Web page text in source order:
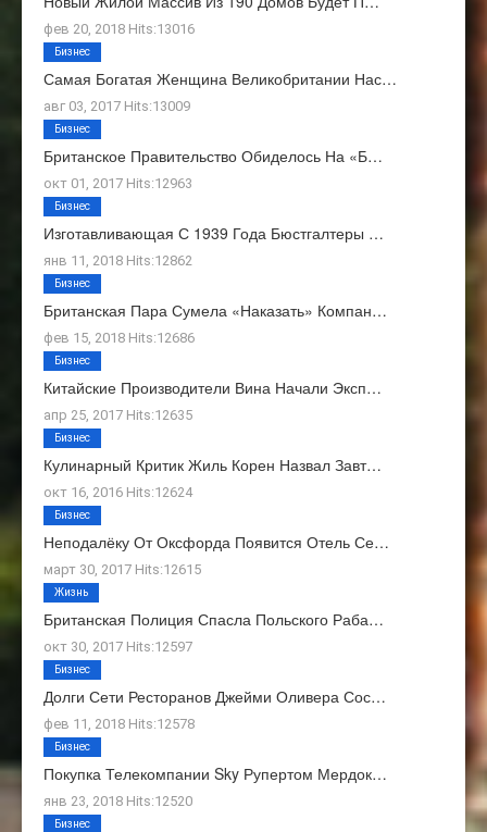
фев 20, 2018 Hits:13016
Самая Богатая Женщина Великобритании Нас…
авг 03, 2017 Hits:13009
Бизнес
Британское Правительство Обиделось На «Б…
окт 01, 2017 Hits:12963
Бизнес
Изготавливающая С 1939 Года Бюстгалтеры …
янв 11, 2018 Hits:12862
Бизнес
Британская Пара Сумела «наказать» Компан…
фев 15, 2018 Hits:12686
Бизнес
Китайские Производители Вина Начали Эксп…
апр 25, 2017 Hits:12635
Бизнес
Кулинарный Критик Жиль Корен Назвал Завт…
окт 16, 2016 Hits:12624
Бизнес
Неподалёку От Оксфорда Появится Отель Се…
март 30, 2017 Hits:12615
Бизнес
Британская Полиция Спасла Польского Раба…
окт 30, 2017 Hits:12597
Жизнь
Долги Сети Ресторанов Джейми Оливера Сос…
фев 11, 2018 Hits:12578
Бизнес
Покупка Телекомпании Sky Рупертом Мердок…
янв 23, 2018 Hits:12520
Бизнес
Бизнес